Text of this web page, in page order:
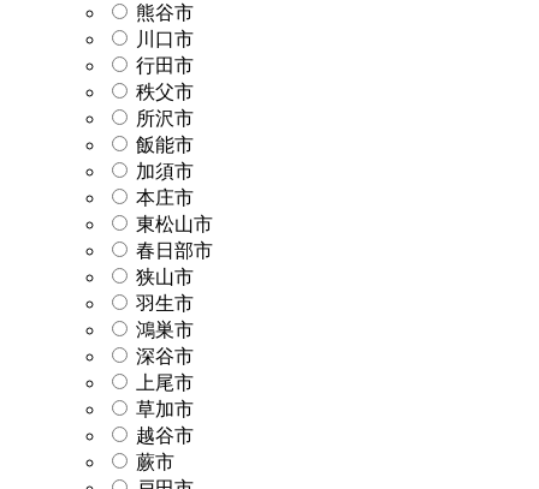
熊谷市
川口市
行田市
秩父市
所沢市
飯能市
加須市
本庄市
東松山市
春日部市
狭山市
羽生市
鴻巣市
深谷市
上尾市
草加市
越谷市
蕨市